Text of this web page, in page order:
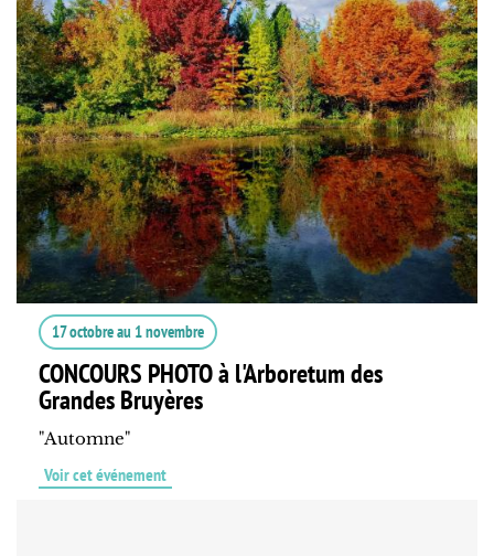
17 octobreau 1 novembre
CONCOURS PHOTO à l'Arboretum des
Grandes Bruyères
"Automne"
Voir cet événement